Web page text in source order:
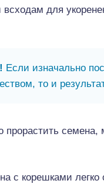
всходам для
Если изначально
то и
прорастить
с корешками легко